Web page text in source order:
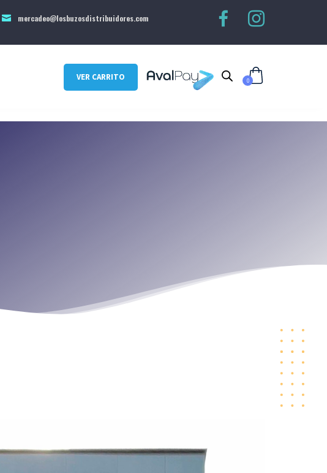
mercadeo@losbuzosdistribuidores.com
VER CARRITO 0